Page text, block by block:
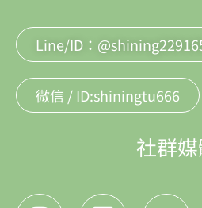
Line/ID：
微信 / ID:shiningtu666
社群